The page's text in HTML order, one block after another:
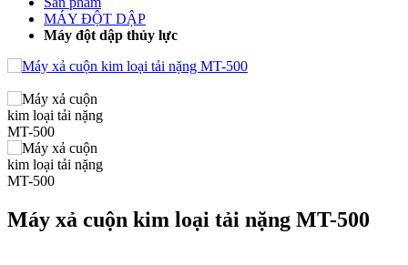
MÁY ĐỘT DẬP
Máy đột dập thủy lực
Máy xả cuộn kim loại tải nặng MT-500